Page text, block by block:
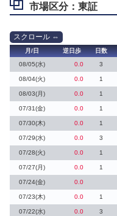
市場区分：東証
月/日 逆日歩 日数
08/05(水)
0.0 3
08/04(火) 0.0 1
08/03(月) 0.0 1
07/31(金) 0.0 1
07/30(木) 0.0 1
07/29(水) 0.0 3
07/28(火) 0.0 1
07/27(月) 0.0 1
07/24(金) 0.0
07/23(木) 0.0 1
07/22(水) 0.0 3